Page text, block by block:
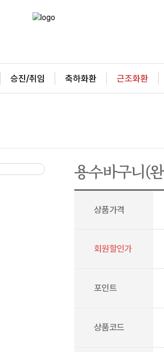
승진/취임 축하화환 근조화환
용수바구니(
상품가격
회원할인가
포인트
상품코드